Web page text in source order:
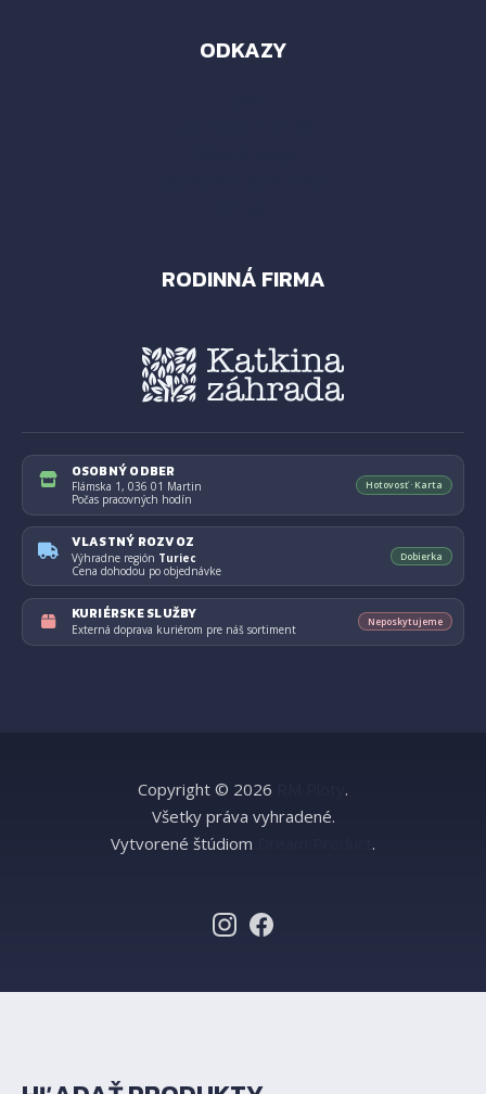
ODKAZY
RODINNÁ FIRMA
OSOBNÝ ODBER
Flámska 1, 036 01 Martin
Počas pracovných hodín
Hotovosť · Karta
VLASTNÝ ROZVOZ
Výhradne región Turiec
Cena dohodou po objednávke
Dobierka
KURIÉRSKE SLUŽBY
Externá doprava kuriérom pre náš sortiment
Neposkytujeme
Copyright © 2026
.
Všetky práva vyhradené.
Vytvorené štúdiom
.